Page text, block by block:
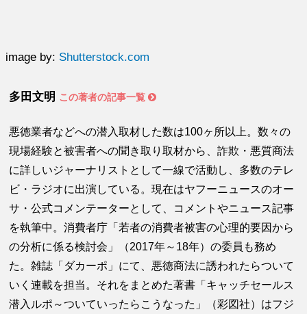
image by: Shutterstock.com
多田文明 この著者の記事一覧
悪徳業者などへの潜入取材した数は100ヶ所以上。数々の
現場経験と被害者への聞き取り取材から、詐欺・悪質商法
に詳しいジャーナリストとして一線で活動し、多数のテレ
ビ・ラジオに出演している。現在はヤフーニュースのオー
サ・公式コメンテーターとして、コメントやニュース記事
を執筆中。消費者庁「若者の消費者被害の心理的要因から
の分析に係る検討会」（2017年～18年）の委員も務め
た。雑誌「ダカーポ」にて、悪徳商法に誘われたらついて
いく連載を担当。それをまとめた著書「キャッチセールス
潜入ルポ～ついていったらこうなった」（彩図社）はフジ